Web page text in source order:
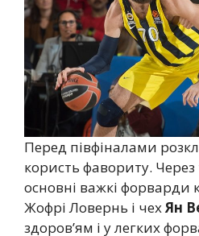
Перед півфіналами
користь фавориту.
основні важкі форварди
Жофрі Ловернь і чехЯн
здоров’ям і у легких